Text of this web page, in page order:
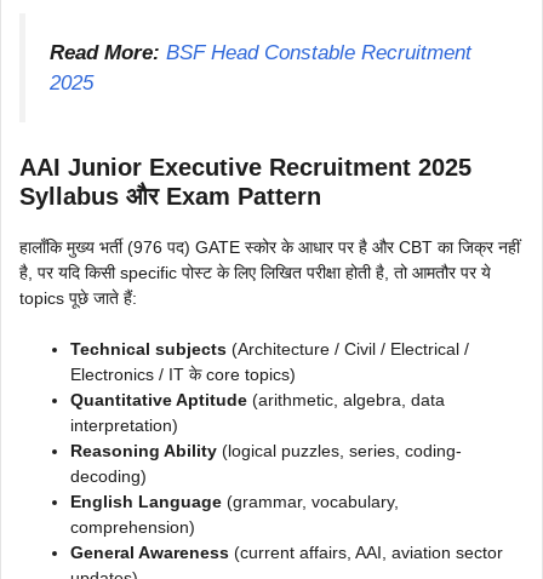
Read More: BSF Head Constable Recruitment
2025
AAI Junior Executive Recruitment 2025
Syllabus और Exam Pattern
हालाँकि मुख्य भर्ती (976 पद) GATE स्कोर के आधार पर है और CBT का जिक्र नहीं
है, पर यदि किसी specific पोस्ट के लिए लिखित परीक्षा होती है, तो आमतौर पर ये
topics पूछे जाते हैं:
Technical subjects (Architecture / Civil / Electrical /
Electronics / IT के core topics)
Quantitative Aptitude (arithmetic, algebra, data
interpretation)
Reasoning Ability (logical puzzles, series, coding-
decoding)
English Language (grammar, vocabulary,
comprehension)
General Awareness (current affairs, AAI, aviation sector